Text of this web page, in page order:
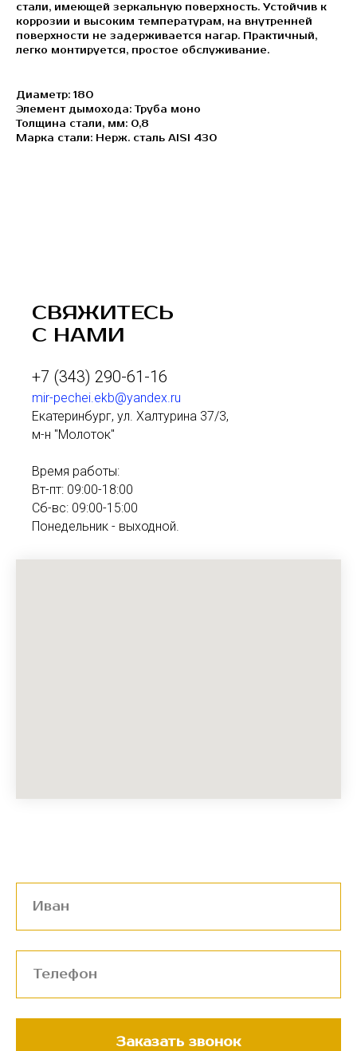
стали, имеющей зеркальную поверхность. Устойчив к
коррозии и высоким температурам, на внутренней
поверхности не задерживается нагар. Практичный,
легко монтируется, простое обслуживание.
Диаметр: 180
Элемент дымохода: Труба моно
Толщина стали, мм: 0,8
Марка стали: Нерж. сталь AISI 430
СВЯЖИТЕСЬ
С НАМИ
+7 (343) 290-61-16
mir-pechei.ekb@yandex.ru
Екатеринбург, ул. Халтурина 37/3,
м-н "Молоток"
Время работы:
Вт-пт: 09:00-18:00
Сб-вс: 09:00-15:00
Понедельник - выходной.
Заказать звонок